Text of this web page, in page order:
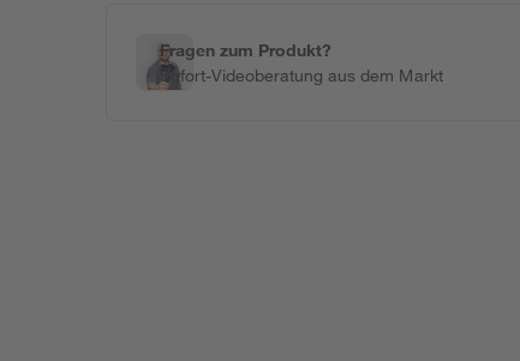
Fragen zum Produkt?
Sofort-Videoberatung aus dem Markt